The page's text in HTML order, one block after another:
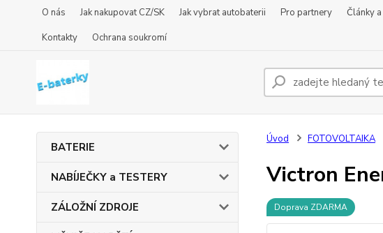
O nás Jak nakupovat CZ/SK Jak vybrat autobaterii Pro partnery Články
Kontakty
Ochrana soukromí
BATERIE
NABÍJEČKY a TESTERY
ZÁLOŽNÍ ZDROJE
Úvod FOTOVOLTAIKA
Victron
Doprava ZDARMA